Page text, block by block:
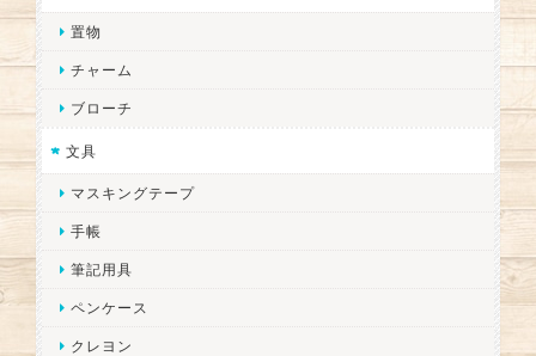
置物
チャーム
ブローチ
文具
マスキングテープ
手帳
筆記用具
ペンケース
クレヨン